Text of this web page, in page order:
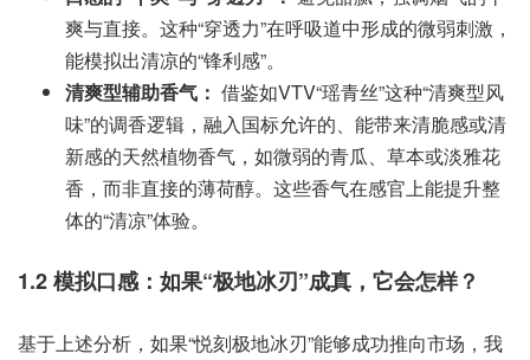
爽与直接。这种“穿透力”在呼吸道中形成的微弱刺激，
能模拟出清凉的“锋利感”。
清爽型辅助香气： 借鉴如VTV“瑶青丝”这种“清爽型风
味”的调香逻辑，融入国标允许的、能带来清脆感或清
新感的天然植物香气，如微弱的青瓜、草本或淡雅花
香，而非直接的薄荷醇。这些香气在感官上能提升整
体的“清凉”体验。
1.2 模拟口感：如果“极地冰刃”成真，它会怎样？
基于上述分析，如果“悦刻极地冰刃”能够成功推向市场，我